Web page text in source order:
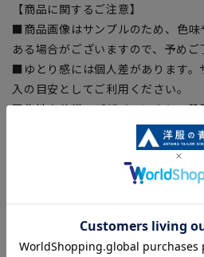
【商品に関するご注意】
■商品画像はサンプルのため、色味
ある場合がございますので、予めご
■ゆとり感には個人差があります。
入の目安としてご利用ください。
■生地や仕様・デザインにより、着
干の誤差が生じる場合がございます
■サイズスペックは仕上がりサイズ
部、商品現物におすすめサイズ(ヌ
■ブラウザやお使いのモニター環境
加減により、実際の商品と掲載画
います。